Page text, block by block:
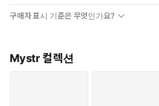
구매자 표시 기준은 무엇인가요?
Mystr 컬렉션